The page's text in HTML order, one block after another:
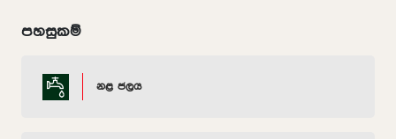
පහසුකම්
නළ ජලය